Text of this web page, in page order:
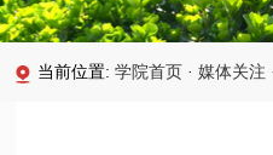
当前位置:学院首页 · 媒体关注 ·